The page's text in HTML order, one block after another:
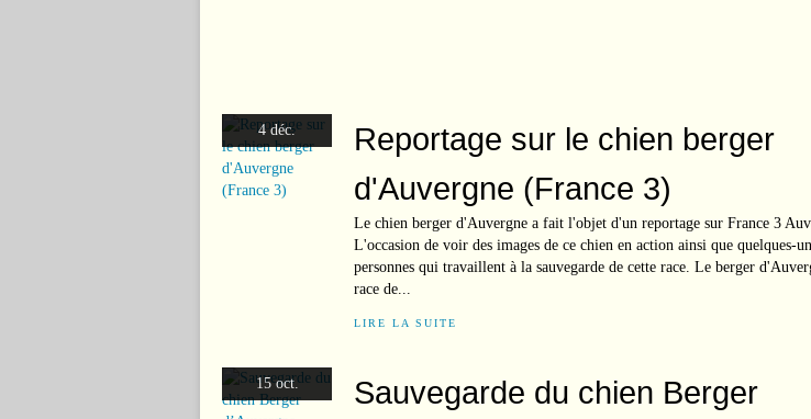
4 déc.
Reportage sur le chien berger
d'Auvergne (France 3)
Le chien berger d'Auvergne a fait l'objet d'un reportage sur France 3
L'occasion de voir des images de ce chien en action ainsi que quelques-
personnes qui travaillent à la sauvegarde de cette race. Le berger
race de...
LIRE LA SUITE
15 oct.
Sauvegarde du chien Berger